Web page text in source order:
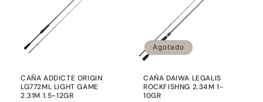
CAÑA ADDICTE ORIGIN
LG772ML LIGHT GAME
2.31M 1.5-12GR
Agotado
CAÑA DAIWA LEGALIS
ROCKFISHNG 2.34M 1-
10GR